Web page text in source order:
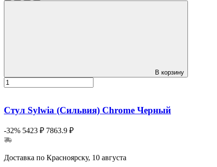
В корзину
Стул Sylwia (Сильвия) Сhrome Черный
-32% 5423 ₽ 7863.9 ₽
Доставка по Красноярску, 10 августа